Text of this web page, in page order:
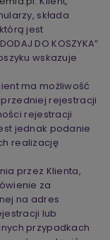
składa
jest
DO KOSZYKA”
wskazuje
ma możliwość
rejestracji
rejestracji
jednak podanie
realizację
przez Klienta,
za
na adres
lub
przypadkach